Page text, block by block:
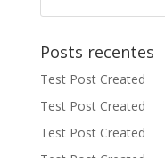
Posts recentes
Test Post Created
Test Post Created
Test Post Created